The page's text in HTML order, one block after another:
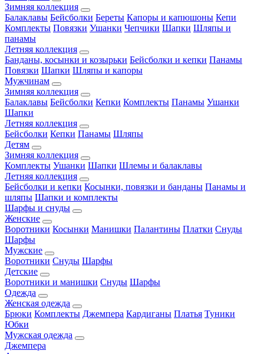
Зимняя коллекция
Балаклавы Бейсболки Береты Капоры и капюшоны Кепи
Комплекты Повязки Ушанки Чепчики Шапки Шляпы и
панамы
Летняя коллекция
Банданы, косынки и козырьки Бейсболки и кепки Панамы
Повязки Шапки Шляпы и капоры
Мужчинам
Зимняя коллекция
Балаклавы Бейсболки Кепки Комплекты Панамы Ушанки
Шапки
Летняя коллекция
Бейсболки Кепки Панамы Шляпы
Детям
Зимняя коллекция
Комплекты Ушанки Шапки Шлемы и балаклавы
Летняя коллекция
Бейсболки и кепки Косынки, повязки и банданы Панамы и
шляпы Шапки и комплекты
Шарфы и снуды
Женские
Воротники Косынки Манишки Палантины Платки Снуды
Шарфы
Мужские
Воротники Снуды Шарфы
Детские
Воротники и манишки Снуды Шарфы
Одежда
Женская одежда
Брюки Комплекты Джемпера Кардиганы Платья Туники
Юбки
Мужская одежда
Джемпера